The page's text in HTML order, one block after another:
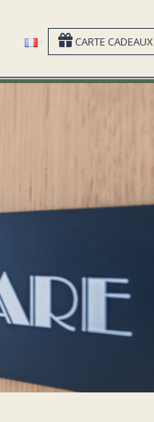
CARTE CADEAUX